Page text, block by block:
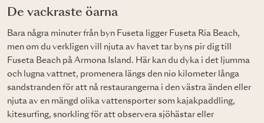
De vackraste öarna
Bara några minuter från byn Fuseta ligger Fuseta Ria Beach,
men om du verkligen vill njuta av havet tar byns pir dig till
Fuseta Beach på Armona Island. Här kan du dyka i det ljumma
och lugna vattnet, promenera längs den nio kilometer långa
sandstranden för att nå restaurangerna i den västra änden eller
njuta av en mängd olika vattensporter som kajakpaddling,
kitesurfing, snorkling för att observera sjöhästar eller